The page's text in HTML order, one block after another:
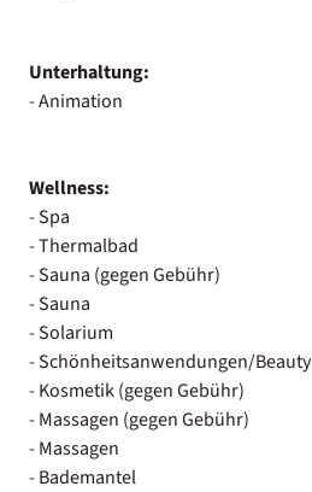
Unterhaltung:
- Animation
Wellness:
- Spa
- Thermalbad
- Sauna (gegen Gebühr)
- Sauna
- Solarium
- Schönheitsanwendungen/Beauty
- Kosmetik (gegen Gebühr)
- Massagen (gegen Gebühr)
- Massagen
- Bademantel